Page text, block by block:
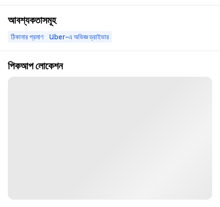
আবশ্যকতাসমূহ
ঠিকানার প্রমাণ Uber-এ অভিজ্ঞ ড্রাইভার
পিকআপ লোকেশন